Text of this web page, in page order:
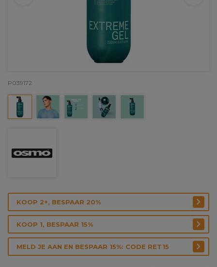
P039172
KOOP 2+, BESPAAR 20%
KOOP 1, BESPAAR 15%
MELD JE AAN EN BESPAAR 15%: CODE RET15